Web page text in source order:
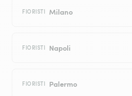
FIORISTI Milano
FIORISTI Napoli
FIORISTI Palermo